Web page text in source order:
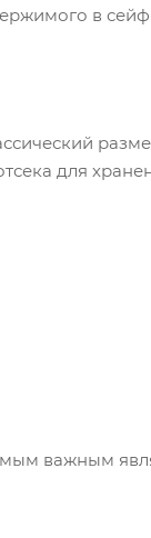
в
для
важным